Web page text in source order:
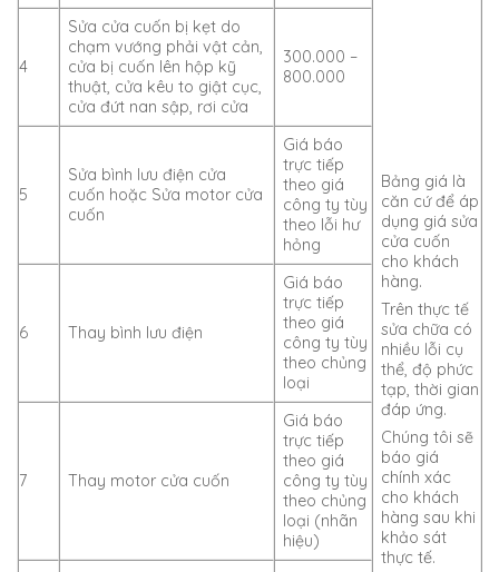
Bảng giá là
căn cứ để áp
dụng giá sửa
cửa cuốn
cho khách
hàng.
Trên thực tế
sửa chữa có
nhiều lỗi cụ
thể, độ phức
tạp, thời gian
đáp ứng.
Chúng tôi sẽ
báo giá
chính xác
cho khách
hàng sau khi
khảo sát
thực tế.
4
Sửa cửa cuốn bị kẹt do
chạm vướng phải vật cản,
cửa bị cuốn lên hộp kỹ
thuật, cửa kêu to giật cục,
cửa đứt nan sập, rơi cửa
300.000 –
800.000
5
Sửa bình lưu điện cửa
cuốn hoặc Sửa motor cửa
cuốn
Giá báo
trực tiếp
theo giá
công ty tùy
theo lỗi hư
hỏng
6 Thay bình lưu điện
Giá báo
trực tiếp
theo giá
công ty tùy
theo chủng
loại
7 Thay motor cửa cuốn
Giá báo
trực tiếp
theo giá
công ty tùy
theo chủng
loại (nhãn
hiệu)